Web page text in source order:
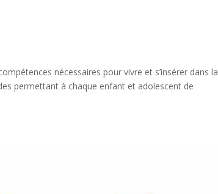
nécessaires pour vivre et s’insérer dans la
permettant à chaque enfant et adolescent de